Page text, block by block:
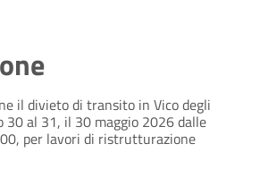
il divieto di transito in Vico degli
30 al 31, il 30 maggio 2026 dalle
per lavori di ristrutturazione